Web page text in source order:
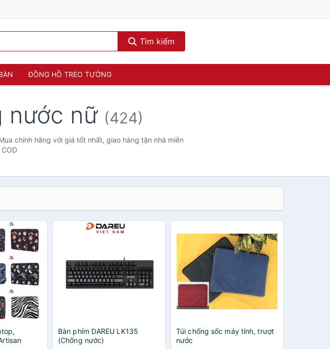
Tìm kiếm
ĐỒNG HỒ TREO TƯỜNG
nước nữ (424)
chính hãng với giá tốt nhất, giao hàng tận nhà miễn
Bàn phím DAREU LK135
(Chống nước)
Túi chống sốc máy tính, trượt
nước